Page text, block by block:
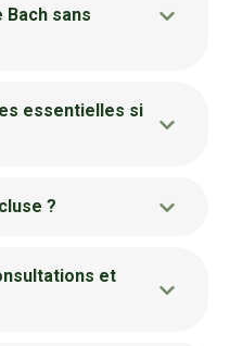
sans
essentielles si
?
et